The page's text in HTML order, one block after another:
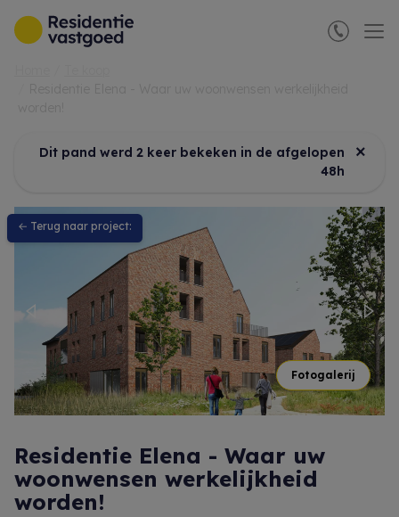
Menu overslaan en naar de inhoud gaan
Dit pand werd 2 keer bekeken in de afgelopen
48h
×
← Terug naar project:
Previous
Fotogalerij
Residentie Elena - Waar uw
woonwensen werkelijkheid
worden!